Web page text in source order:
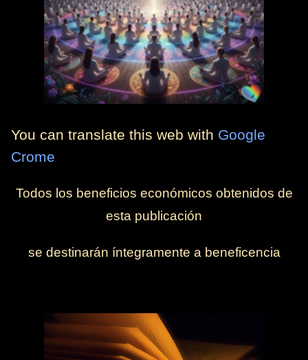
You can translate this web with Google
Crome
Todos los beneficios económicos obtenidos de
esta publicación
se destinarán íntegramente a beneficencia